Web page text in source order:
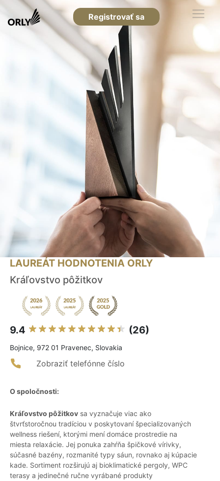
Registrovať sa
LAUREÁT HODNOTENIA ORLY
Kráľovstvo pôžitkov
9.4 (26)
Bojnice, 972 01 Pravenec, Slovakia
Zobraziť telefónne číslo
O spoločnosti:
Kráľovstvo pôžitkov sa vyznačuje viac ako
štvrťstoročnou tradíciou v poskytovaní špecializovaných
wellness riešení, ktorými mení domáce prostredie na
miesta relaxácie. Jej ponuka zahŕňa špičkové vírivky,
súčasné bazény, rozmanité typy sáun, rovnako aj kúpacie
kade. Sortiment rozširujú aj bioklimatické pergoly, WPC
terasy a jedinečné ručne vyrábané produkty